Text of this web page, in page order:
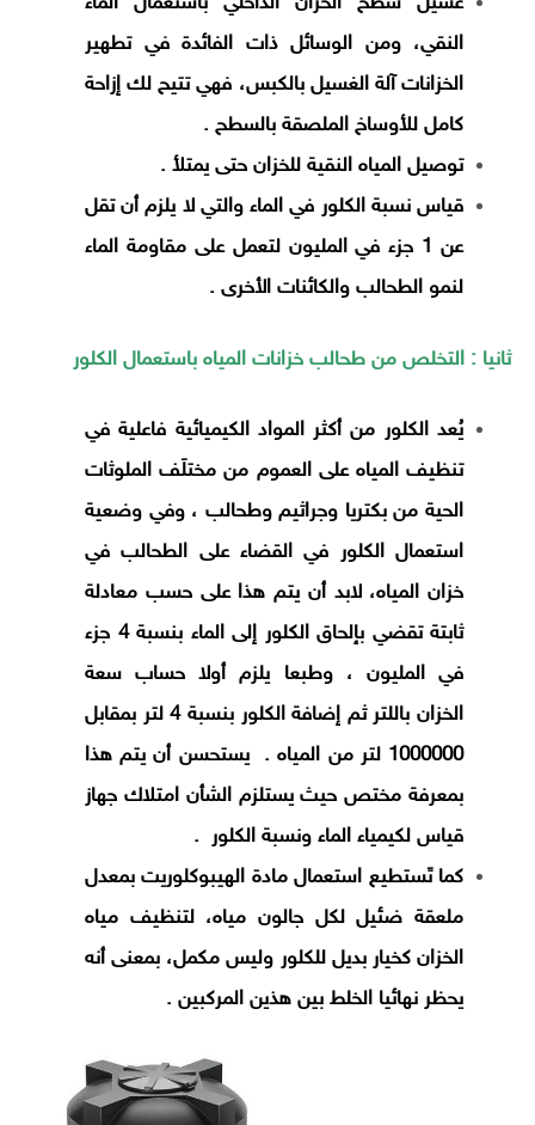
النقي، ومن الوسائل ذات الفائدة في تطهير
الخزانات آلة الغسيل بالكبس، فهي تتيح لك إزاحة
كامل للأوساخ الملصقة بالسطح .
توصيل المياه النقية للخزان حتى يمتلأ .
قياس نسبة الكلور في الماء والتي لا يلزم أن تقل
عن 1 جزء في المليون لتعمل على مقاومة الماء
لنمو الطحالب والكائنات الأخرى .
ثانيا : التخلص من طحالب خزانات المياه باستعمال الكلور
يُعد الكلور من أكثر المواد الكيميائية فاعلية في
تنظيف المياه على العموم من مختلَف الملوثات
الحية من بكتريا وجراثيم وطحالب ، وفي وضعية
استعمال الكلور في القضاء على الطحالب في
خزان المياه، لابد أن يتم هذا على حسب معادلة
ثابتة تقضي بإلحاق الكلور إلى الماء بنسبة 4 جزء
في المليون ، وطبعا يلزم أولا حساب سعة
الخزان باللتر ثم إضافة الكلور بنسبة 4 لتر بمقابل
1000000 لتر من المياه . يستحسن أن يتم هذا
بمعرفة مختص حيث يستلزم الشأن امتلاك جهاز
قياس لكيمياء الماء ونسبة الكلور .
كما تَستطيع استعمال مادة الهيبوكلوريت بمعدل
ملعقة ضئيل لكل جالون مياه، لتنظيف مياه
الخزان كخيار بديل للكلور وليس مكمل، بمعنى أنه
يحظر نهائيا الخلط بين هذين المركبين .